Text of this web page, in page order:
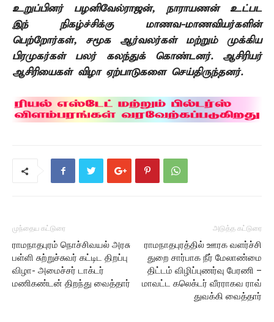
உறுப்பினர் பழனிவேல்ராஜன், நாராயணன்
உட்பட
இந் நிகழ்ச்சிக்கு மாணவ-மாணவியர்களின்
பெற்றோர்கள், சமூக
ஆர்வலர்கள் மற்றும் முக்கிய
பிரமுகர்கள் பலர் கலந்துக் கொண்டனர். ஆசிரியர்
ஆசிரியைகள் விழா ஏற்பாடுகளை செய்திருந்தனர்.
முந்தைய கட்டுரை
ராமநாதபுரம் நொச்சிவயல் அரசு
பள்ளி சுற்றுச்சுவர் கட்டிட திறப்பு
விழா- அமைச்சர் டாக்டர்
மணிகண்டன் திறந்து வைத்தார்
அடுத்த கட்டுரை
ராமநாதபுரத்தில் ஊரக வளர்ச்சி
துறை சார்பாக நீர் மேலாண்மை
திட்டம் விழிப்புணர்வு பேரணி –
மாவட்ட கலெக்டர் வீரராகவ ராவ்
துவக்கி வைத்தார்